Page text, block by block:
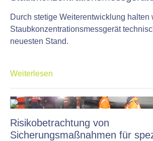
Durch stetige Weiterentwicklung halten
Staubkonzentrationsmessgerät
neuesten Stand.
Weiterlesen
Risikobetrachtung von
Sicherungsmaßnahmen für